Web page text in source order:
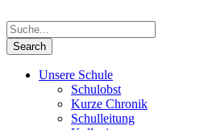
Unsere Schule
Schulobst
Kurze Chronik
Schulleitung